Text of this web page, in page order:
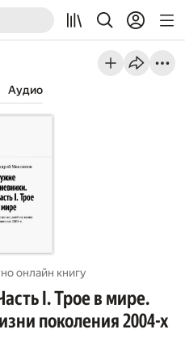
Аудио
онлайн книгу
I. Трое в мире.
поколения 2004-х